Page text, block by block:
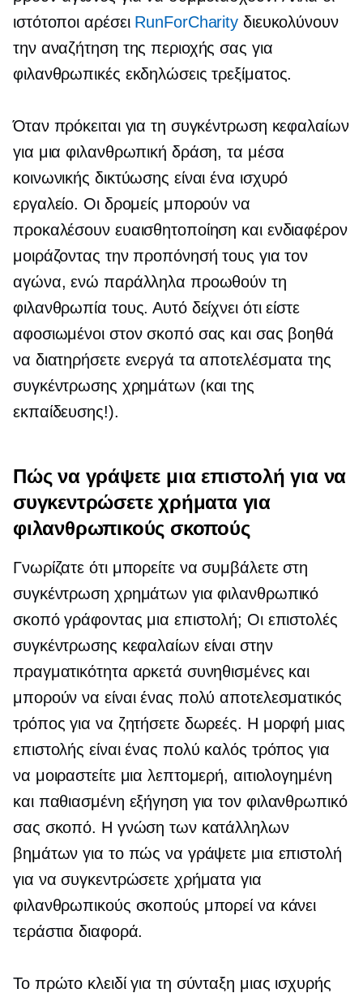
ιστότοποι αρέσει RunForCharity διευκολύνουν
την αναζήτηση της περιοχής σας για
φιλανθρωπικές εκδηλώσεις τρεξίματος.
Όταν πρόκειται για τη συγκέντρωση κεφαλαίων
για μια φιλανθρωπική δράση, τα μέσα
κοινωνικής δικτύωσης είναι ένα ισχυρό
εργαλείο. Οι δρομείς μπορούν να
προκαλέσουν ευαισθητοποίηση και ενδιαφέρον
μοιράζοντας την προπόνησή τους για τον
αγώνα, ενώ παράλληλα προωθούν τη
φιλανθρωπία τους. Αυτό δείχνει ότι είστε
αφοσιωμένοι στον σκοπό σας και σας βοηθά
να διατηρήσετε ενεργά τα αποτελέσματα της
συγκέντρωσης χρημάτων (και της
εκπαίδευσης!).
Πώς να γράψετε μια επιστολή για να
συγκεντρώσετε χρήματα για
φιλανθρωπικούς σκοπούς
Γνωρίζατε ότι μπορείτε να συμβάλετε στη
συγκέντρωση χρημάτων για φιλανθρωπικό
σκοπό γράφοντας μια επιστολή; Οι επιστολές
συγκέντρωσης κεφαλαίων είναι στην
πραγματικότητα αρκετά συνηθισμένες και
μπορούν να είναι ένας πολύ αποτελεσματικός
τρόπος για να ζητήσετε δωρεές. Η μορφή μιας
επιστολής είναι ένας πολύ καλός τρόπος για
να μοιραστείτε μια λεπτομερή, αιτιολογημένη
και παθιασμένη εξήγηση για τον φιλανθρωπικό
σας σκοπό. Η γνώση των κατάλληλων
βημάτων για το πώς να γράψετε μια επιστολή
για να συγκεντρώσετε χρήματα για
φιλανθρωπικούς σκοπούς μπορεί να κάνει
τεράστια διαφορά.
Το πρώτο κλειδί για τη σύνταξη μιας ισχυρής